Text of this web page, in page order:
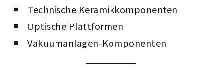
Technische Keramikkomponenten
Optische Plattformen
Vakuumanlagen-Komponenten